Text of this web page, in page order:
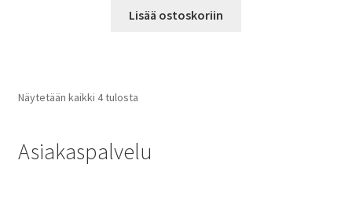
Lisää ostoskoriin
Näytetään kaikki 4 tulosta
Asiakaspalvelu